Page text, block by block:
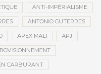
ANTI-IMPÉRIALISME
ANTONIO GUTERRES
APEX MALI APJ
CARBURANT